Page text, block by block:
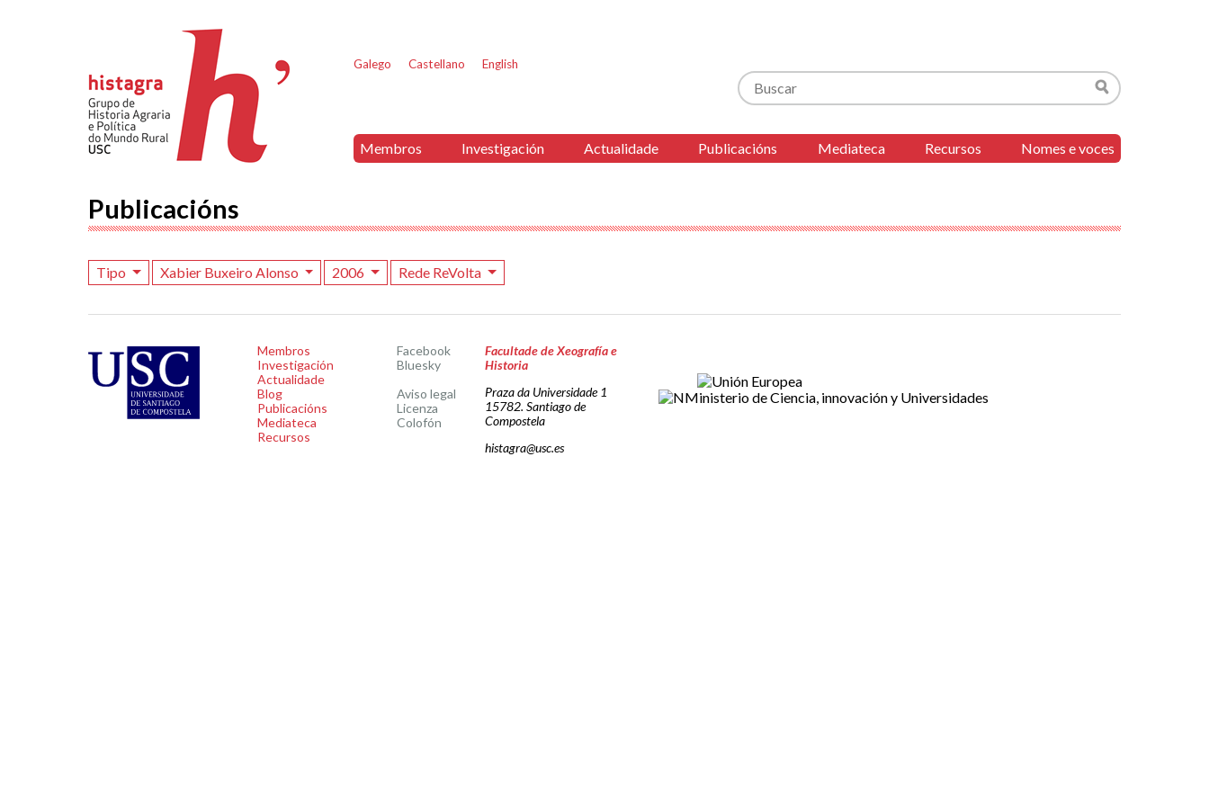
Galego Castellano English
Buscar
Buscar
Membros Investigación Actualidade Publicacións Mediateca Recursos Nomes e voces
Publicacións
Tipo Xabier Buxeiro Alonso 2006 Rede ReVolta
Membros
Investigación
Actualidade
Blog
Publicacións
Mediateca
Recursos
Facebook
Bluesky
Aviso legal
Licenza
Colofón
Facultade de Xeografía e
Historia
Praza da Universidade 1
15782. Santiago de
Compostela
histagra@usc.es